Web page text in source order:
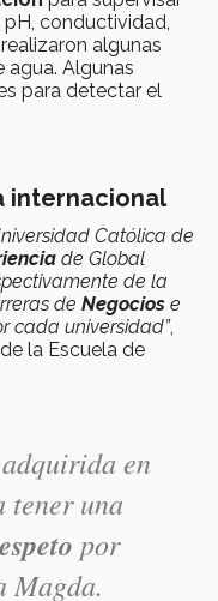
conductividad,
algunas
agua. Algunas
para detectar el
internacional
Católica de
de Global
de la
de Negocios e
cada universidad”,
la Escuela de
en
tener una
por
Magda.